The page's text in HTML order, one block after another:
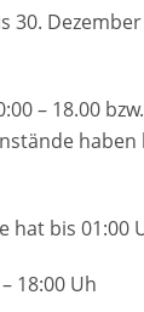
30.
– 18.00
hat bis 01:00
18:00 Uh